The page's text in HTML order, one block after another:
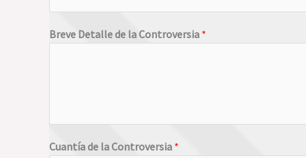
Breve Detalle de la Controversia *
Cuantía de la Controversia *